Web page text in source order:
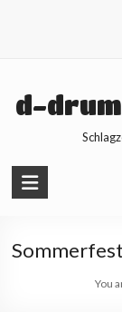
d-
Sommerfest
You